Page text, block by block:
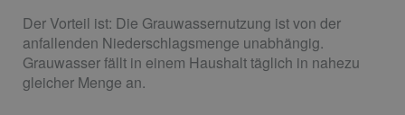
Der Vorteil ist: Die Grauwassernutzung ist von der
anfallenden Niederschlagsmenge unabhängig.
Grauwasser fällt in einem Haushalt täglich in nahezu
gleicher Menge an.